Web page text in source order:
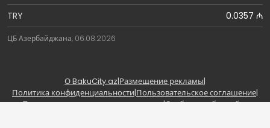
TRY
0.0357 ₼
ЦБ Азербайджана, 06.08.2026
О BakuCity.az|Размещение рекламы|
Политика конфиденциальности|Пользовательское соглашение|
Правила использования материалов|Сообщить об ошибке